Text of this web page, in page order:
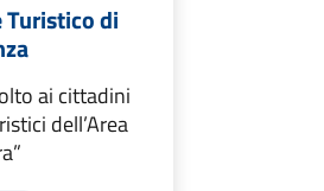
Turistico di
ai cittadini
dell’Area